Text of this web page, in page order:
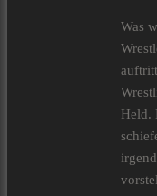
Was
Held.